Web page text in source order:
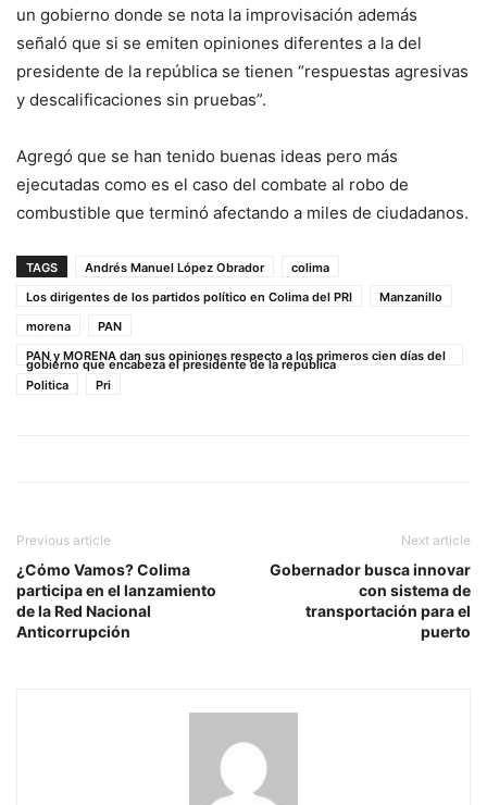
un gobierno donde se nota la improvisación además
señaló que si se emiten opiniones diferentes a la del
presidente de la república se tienen “respuestas agresivas
y descalificaciones sin pruebas”.
Agregó que se han tenido buenas ideas pero más
ejecutadas como es el caso del combate al robo de
combustible que terminó afectando a miles de ciudadanos.
TAGS Andrés Manuel López Obrador
colima
Los dirigentes de los partidos político en Colima del PRI
Manzanillo
morena
PAN
PAN y MORENA dan sus opiniones respecto a los primeros cien días del
gobierno que encabeza el presidente de la república
Politica
Pri
Previous article
¿Cómo Vamos? Colima
participa en el lanzamiento
de la Red Nacional
Anticorrupción
Next article
Gobernador busca innovar
con sistema de
transportación para el
puerto